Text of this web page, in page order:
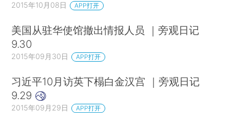
2015年10月08日 APP打开
美国从驻华使馆撤出情报人员 ｜旁观日记
9.30
2015年09月30日 APP打开
习近平10月访英下榻白金汉宫 ｜旁观日记
9.29
2015年09月29日 APP打开